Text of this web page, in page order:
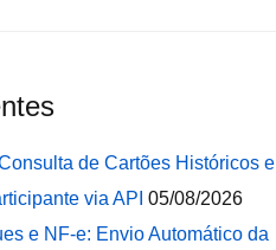
de Cartões Históricos e
via API 05/08/2026
e NF-e: Envio Automático da